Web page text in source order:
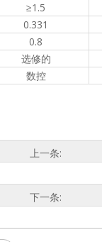
≥1.5
0.331
0.8
选修的
数控
上一条:
下一条: